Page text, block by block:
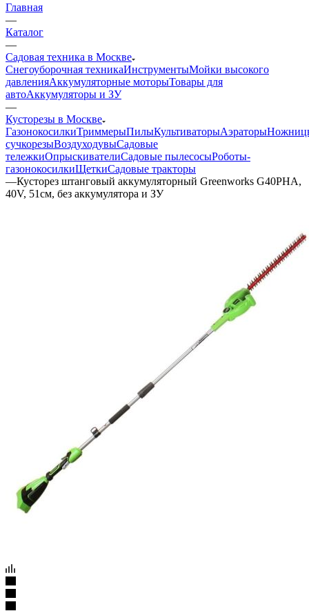
Главная
—
Каталог
—
Садовая техника в Москве
Снегоуборочная техникаИнструментыМойки высокого
давленияАккумуляторные моторыТовары для
автоАккумуляторы и ЗУ
—
Кусторезы в Москве
ГазонокосилкиТриммерыПилыКультиваторыАэраторы
сучкорезыВоздуходувыСадовые
тележкиОпрыскивателиСадовые пылесосыРоботы-
газонокосилкиЩеткиСадовые тракторы
—Кусторез штанговый аккумуляторный Greenworks G40PHA,
40V, 51см, без аккумулятора и ЗУ